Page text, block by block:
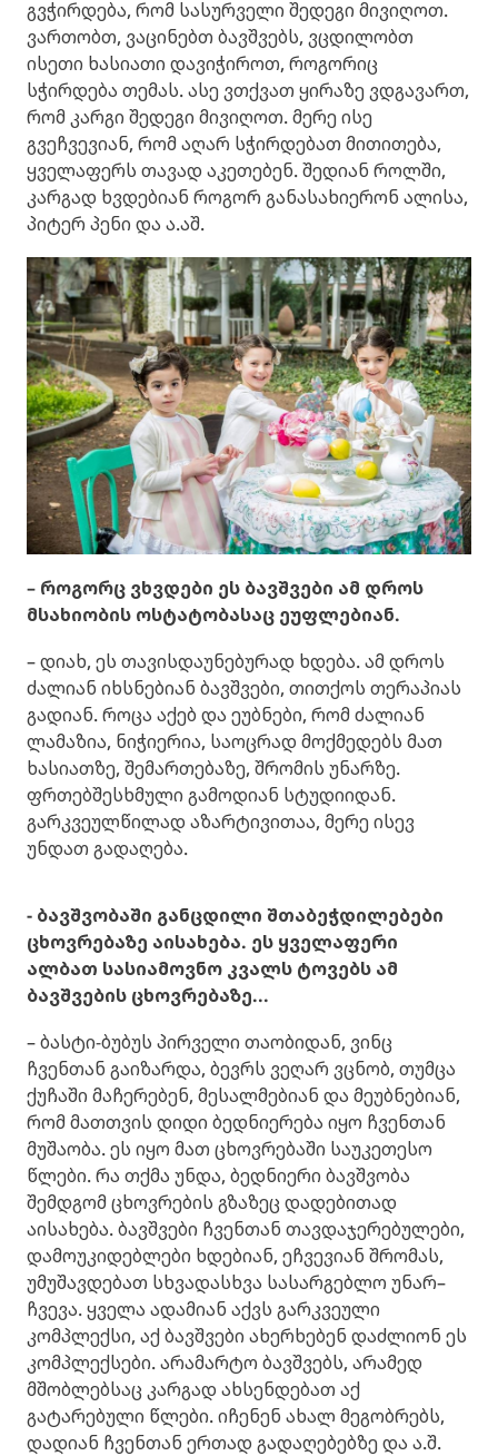
გვჭირდება, რომ სასურველი შედეგი მივიღოთ.
ვართობთ, ვაცინებთ ბავშვებს, ვცდილობთ
ისეთი ხასიათი დავიჭიროთ, როგორიც
სჭირდება თემას. ასე ვთქვათ ყირაზე ვდგავართ,
რომ კარგი შედეგი მივიღოთ. მერე ისე
გვეჩვევიან, რომ აღარ სჭირდებათ მითითება,
ყველაფერს თავად აკეთებენ. შედიან როლში,
კარგად ხვდებიან როგორ განასახიერონ ალისა,
პიტერ პენი და ა.აშ.
– როგორც ვხვდები ეს ბავშვები ამ დროს
მსახიობის ოსტატობასაც ეუფლებიან.
– დიახ, ეს თავისდაუნებურად ხდება. ამ დროს
ძალიან იხსნებიან ბავშვები, თითქოს თერაპიას
გადიან. როცა აქებ და ეუბნები, რომ ძალიან
ლამაზია, ნიჭიერია, საოცრად მოქმედებს მათ
ხასიათზე, შემართებაზე, შრომის უნარზე.
ფრთებშესხმული გამოდიან სტუდიიდან.
გარკვეულწილად აზარტივითაა, მერე ისევ
უნდათ გადაღება.
- ბავშვობაში განცდილი შთაბეჭდილებები
ცხოვრებაზე აისახება. ეს ყველაფერი
ალბათ სასიამოვნო კვალს ტოვებს ამ
ბავშვების ცხოვრებაზე...
– ბასტი-ბუბუს პირველი თაობიდან, ვინც
ჩვენთან გაიზარდა, ბევრს ვეღარ ვცნობ, თუმცა
ქუჩაში მაჩერებენ, მესალმებიან და მეუბნებიან,
რომ მათთვის დიდი ბედნიერება იყო ჩვენთან
მუშაობა. ეს იყო მათ ცხოვრებაში საუკეთესო
წლები. რა თქმა უნდა, ბედნიერი ბავშვობა
შემდგომ ცხოვრების გზაზეც დადებითად
აისახება. ბავშვები ჩვენთან თავდაჯერებულები,
დამოუკიდებლები ხდებიან, ეჩვევიან შრომას,
უმუშავდებათ სხვადასხვა სასარგებლო უნარ–
ჩვევა. ყველა ადამიან აქვს გარკვეული
კომპლექსი, აქ ბავშვები ახერხებენ დაძლიონ ეს
კომპლექსები. არამარტო ბავშვებს, არამედ
მშობლებსაც კარგად ახსენდებათ აქ
გატარებული წლები. იჩენენ ახალ მეგობრებს,
დადიან ჩვენთან ერთად გადაღებებზე და ა.შ.